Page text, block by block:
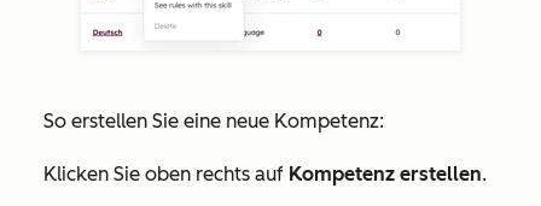
So erstellen Sie eine neue Kompetenz:
Klicken Sie oben rechts auf Kompetenz erstellen.